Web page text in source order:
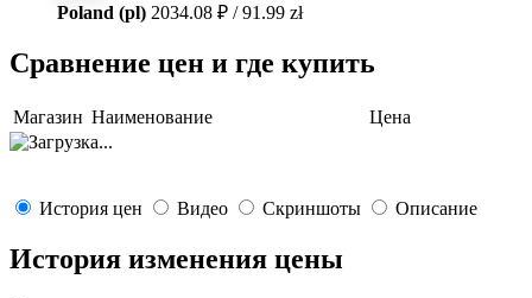
Poland (pl) 2034.08 ₽ / 91.99 zł
Сравнение цен и где купить
Магазин Наименование Цена
История цен Видео Скриншоты Описание
История изменения цены